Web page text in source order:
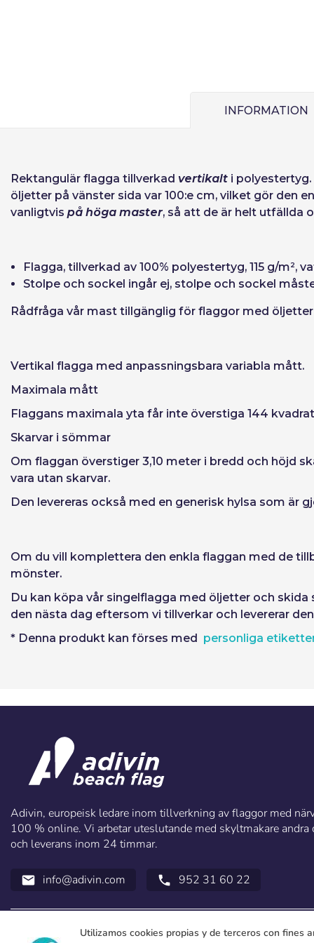
Kom ihåg
INFORMATION
Rektangulär flagga tillverkad vertikalt i
öljetter på vänster sida var 100:e cm, vilket gör den
vanligtvis på höga master, så att de är helt utfällda
Flagga, tillverkad av 100% polyestertyg, 115 g/m²,
Stolpe och sockel ingår ej, stolpe och sockel
Rådfråga vår mast tillgänglig för flaggor med
Vertikal flagga med anpassningsbara variabla mått.
Maximala mått
Flaggans maximala yta får inte överstiga 144
Skarvar i sömmar
Om flaggan överstiger 3,10 meter i bredd och höjd
vara utan skarvar.
Den levereras också med en generisk hylsa som är
Om du vill komplettera den enkla flaggan med de
mönster.
Du kan köpa vår singelflagga med öljetter och skida
den nästa dag eftersom vi tillverkar och levererar
* Denna produkt kan förses med personliga
Adivin, europeisk ledare inom tillverkning av flaggor med
100 % online. Vi arbetar uteslutande med skyltmakare
och leverans inom 24 timmar.
email info@adivin.com call 952 31 60 22
Utilizamos cookies propias y de terceros con fines